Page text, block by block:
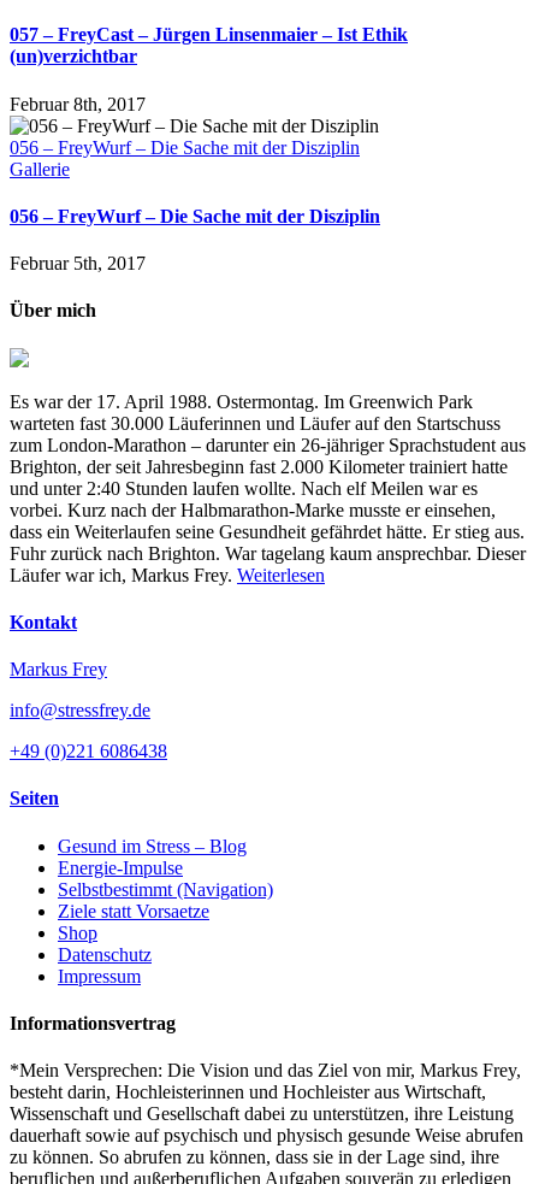
057 – FreyCast – Jürgen Linsenmaier – Ist Ethik
(un)verzichtbar
Februar 8th, 2017
056 – FreyWurf – Die Sache mit der Disziplin
Gallerie
056 – FreyWurf – Die Sache mit der Disziplin
Februar 5th, 2017
Über mich
Es war der 17. April 1988. Ostermontag. Im Greenwich Park
warteten fast 30.000 Läuferinnen und Läufer auf den Startschuss
zum London-Marathon – darunter ein 26-jähriger Sprachstudent aus
Brighton, der seit Jahresbeginn fast 2.000 Kilometer trainiert hatte
und unter 2:40 Stunden laufen wollte. Nach elf Meilen war es
vorbei. Kurz nach der Halbmarathon-Marke musste er einsehen,
dass ein Weiterlaufen seine Gesundheit gefährdet hätte. Er stieg aus.
Fuhr zurück nach Brighton. War tagelang kaum ansprechbar. Dieser
Läufer war ich, Markus Frey. Weiterlesen
Kontakt
Markus Frey
info@stressfrey.de
+49 (0)221 6086438
Seiten
Gesund im Stress – Blog
Energie-Impulse
Selbstbestimmt (Navigation)
Ziele statt Vorsaetze
Shop
Datenschutz
Impressum
Informationsvertrag
*Mein Versprechen: Die Vision und das Ziel von mir, Markus Frey,
besteht darin, Hochleisterinnen und Hochleister aus Wirtschaft,
Wissenschaft und Gesellschaft dabei zu unterstützen, ihre Leistung
dauerhaft sowie auf psychisch und physisch gesunde Weise abrufen
zu können. So abrufen zu können, dass sie in der Lage sind, ihre
beruflichen und außerberuflichen Aufgaben souverän zu erledigen